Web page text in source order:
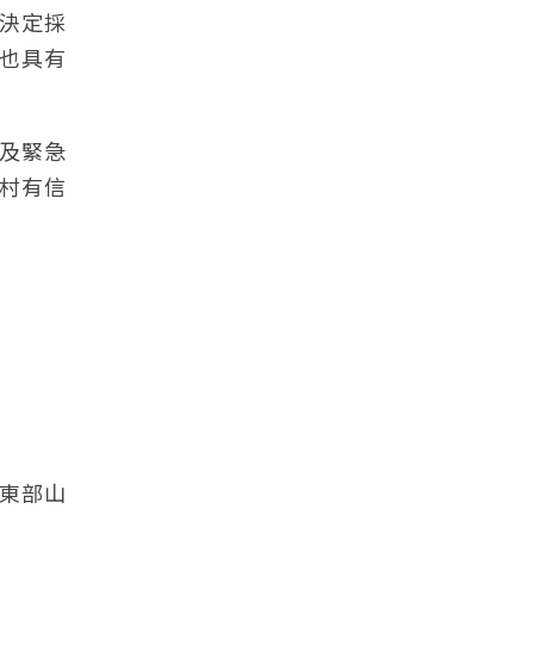
定採
具有
緊急
有信
部山